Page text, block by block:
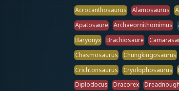
Acrocanthosaurus Alamosaurus
Apatosaure
Archaeornithomimus
Baryonyx
Brachiosaure
Chasmosaurus
Chungkingosaurus
Crichtonsaurus
Cryolophosaurus
Diplodocus
Dracorex